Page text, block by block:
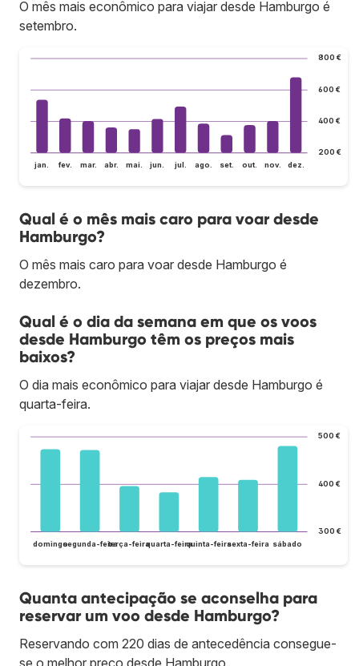
O mês mais econômico para viajar desde Hamburgo é
setembro.
200 €
400 €
600 €
800 €
jan. fev. mar. abr. mai. jun. jul. ago. set. out. nov. dez.
Qual é o mês mais caro para voar desde
Hamburgo?
O mês mais caro para voar desde Hamburgo é
dezembro.
Qual é o dia da semana em que os voos
desde Hamburgo têm os preços mais
baixos?
O dia mais econômico para viajar desde Hamburgo é
quarta-feira.
300 €
400 €
500 €
domingosegunda-feiraterça-feiraquarta-feiraquinta-feirasexta-feira sábado
Quanta antecipação se aconselha para
reservar um voo desde Hamburgo?
Reservando com 220 dias de antecedência consegue-
se o melhor preço desde Hamburgo.